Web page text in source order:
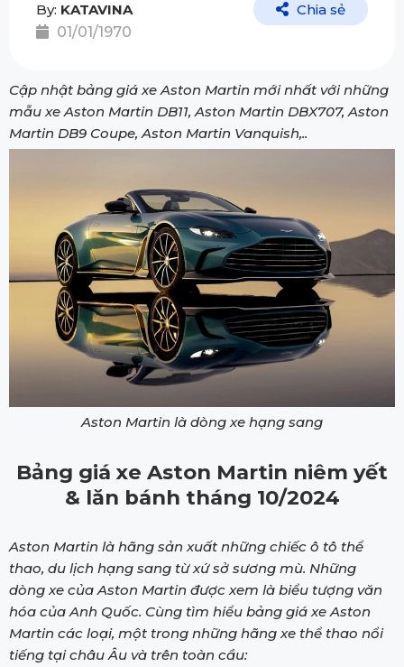
By: KATAVINA
01/01/1970
Chia sẻ
Cập nhật bảng giá xe Aston Martin mới nhất với những
mẫu xe Aston Martin DB11, Aston Martin DBX707, Aston
Martin DB9 Coupe, Aston Martin Vanquish,..
Aston Martin là dòng xe hạng sang
Bảng giá xe Aston Martin niêm yết
& lăn bánh tháng 10/2024
Aston Martin là hãng sản xuất những chiếc ô tô thể
thao, du lịch hạng sang từ xứ sở sương mù. Những
dòng xe của Aston Martin được xem là biểu tượng văn
hóa của Anh Quốc. Cùng tìm hiểu bảng giá xe Aston
Martin các loại, một trong những hãng xe thể thao nổi
tiếng tại châu Âu và trên toàn cầu: